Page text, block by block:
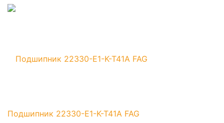
Подшипник 22330-E1-K-T41A FAG